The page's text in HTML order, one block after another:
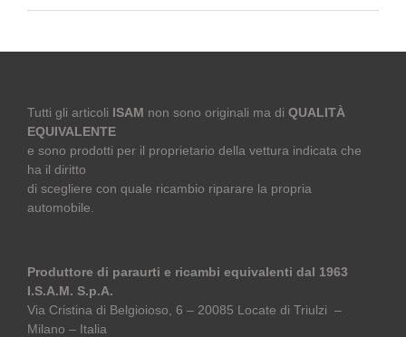
Tutti gli articoli ISAM non sono originali ma di QUALITÀ
EQUIVALENTE
e sono prodotti per il proprietario della vettura indicata che
ha il diritto
di scegliere con quale ricambio riparare la propria
automobile.
Produttore di paraurti e ricambi equivalenti dal 1963
I.S.A.M. S.p.A.
Via Cristina di Belgioioso, 6 – 20085 Locate di Triulzi –
Milano – Italia